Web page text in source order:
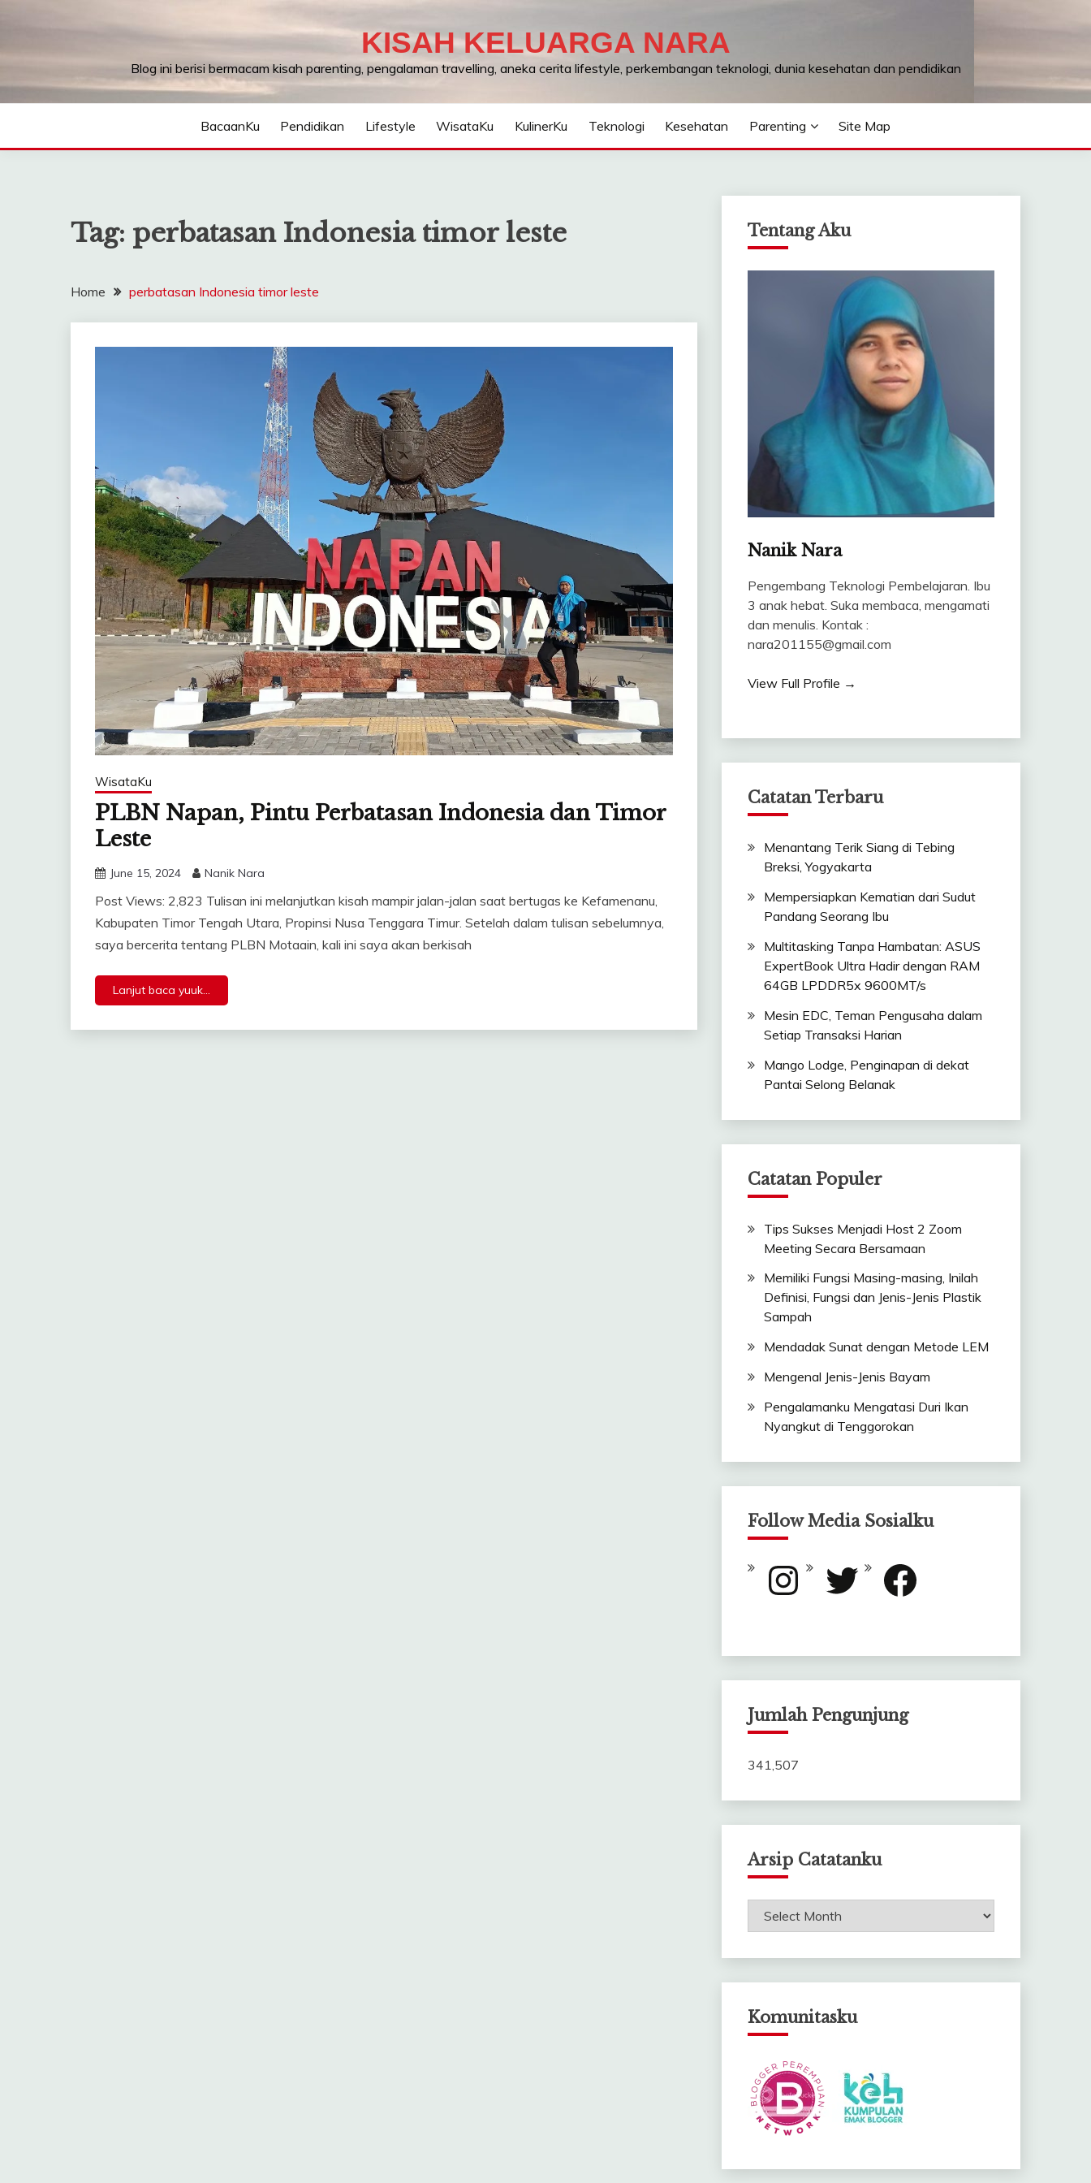
KISAH KELUARGA NARA
Blog ini berisi bermacam kisah parenting, pengalaman travelling, aneka cerita lifestyle, perkembangan teknologi, dunia kesehatan dan pendidikan
BacaanKu Pendidikan Lifestyle WisataKu KulinerKu Teknologi Kesehatan Parenting Site Map
Tag: perbatasan Indonesia timor leste
Home perbatasan Indonesia timor leste
WisataKu
PLBN Napan, Pintu Perbatasan Indonesia dan Timor
Leste
June 15, 2024 Nanik Nara
Post Views: 2,823 Tulisan ini melanjutkan kisah mampir jalan-jalan saat bertugas ke Kefamenanu,
Kabupaten Timor Tengah Utara, Propinsi Nusa Tenggara Timur. Setelah dalam tulisan sebelumnya,
saya bercerita tentang PLBN Motaain, kali ini saya akan berkisah
Lanjut baca yuuk...
Tentang Aku
Nanik Nara
Pengembang Teknologi Pembelajaran. Ibu
3 anak hebat. Suka membaca, mengamati
dan menulis. Kontak :
nara201155@gmail.com
View Full Profile →
Catatan Terbaru
Menantang Terik Siang di Tebing
Breksi, Yogyakarta
Mempersiapkan Kematian dari Sudut
Pandang Seorang Ibu
Multitasking Tanpa Hambatan: ASUS
ExpertBook Ultra Hadir dengan RAM
64GB LPDDR5x 9600MT/s
Mesin EDC, Teman Pengusaha dalam
Setiap Transaksi Harian
Mango Lodge, Penginapan di dekat
Pantai Selong Belanak
Catatan Populer
Tips Sukses Menjadi Host 2 Zoom
Meeting Secara Bersamaan
Memiliki Fungsi Masing-masing, Inilah
Definisi, Fungsi dan Jenis-Jenis Plastik
Sampah
Mendadak Sunat dengan Metode LEM
Mengenal Jenis-Jenis Bayam
Pengalamanku Mengatasi Duri Ikan
Nyangkut di Tenggorokan
Follow Media Sosialku
Instagram Twitter Facebook
Jumlah Pengunjung
341,507
Arsip Catatanku
Arsip
Komunitasku